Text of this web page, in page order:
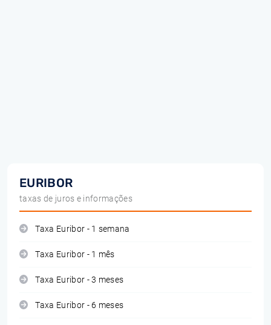
EURIBOR
taxas de juros e informações
Taxa Euribor - 1 semana
Taxa Euribor - 1 mês
Taxa Euribor - 3 meses
Taxa Euribor - 6 meses